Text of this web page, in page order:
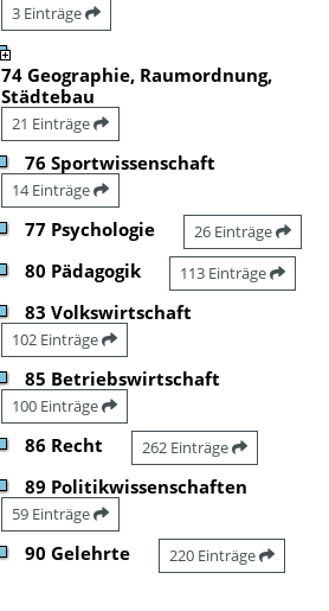
3 Einträge
74 Geographie, Raumordnung,
Städtebau
21 Einträge
76 Sportwissenschaft
14 Einträge
77 Psychologie 26 Einträge
80 Pädagogik 113 Einträge
83 Volkswirtschaft
102 Einträge
85 Betriebswirtschaft
100 Einträge
86 Recht 262 Einträge
89 Politikwissenschaften
59 Einträge
90 Gelehrte 220 Einträge